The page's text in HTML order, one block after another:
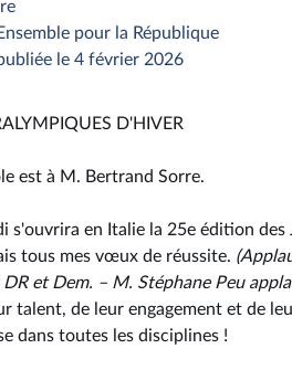
pour la République
le 4 février 2026
D'HIVER
est à M. Bertrand Sorre.
s'ouvrira en Italie la 25e édition
tous mes vœux de réussite.
et Dem. – M. Stéphane Peu
talent, de leur engagement et de
dans toutes les disciplines !